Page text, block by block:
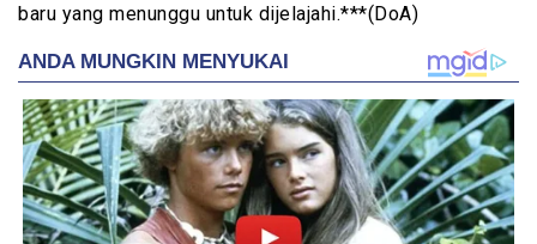
baru yang menunggu untuk dijelajahi.***(DoA)